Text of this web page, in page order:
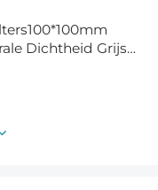
Dichtheid Grijs
HD Nano
& Krasbestendig